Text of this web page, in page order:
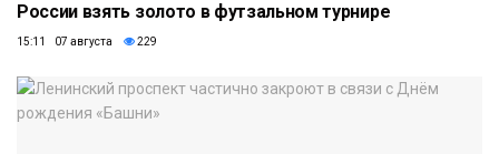
России взять золото в футзальном турнире
15:11 07 августа 229